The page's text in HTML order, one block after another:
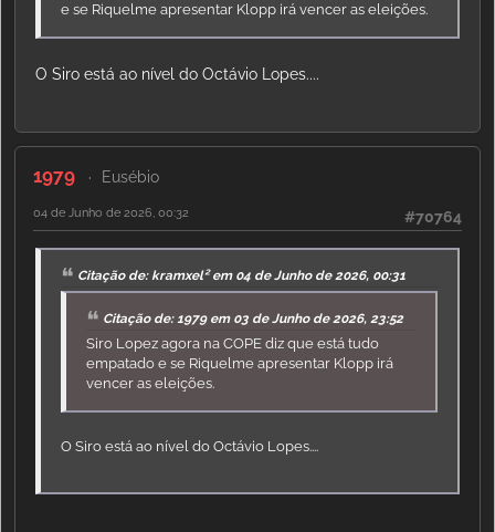
e se Riquelme apresentar Klopp irá vencer as eleições.
O Siro está ao nível do Octávio Lopes....
1979 Eusébio
#70764
04 de Junho de 2026, 00:32
Citação de: kramxel² em 04 de Junho de 2026, 00:31
Citação de: 1979 em 03 de Junho de 2026, 23:52
Siro Lopez agora na COPE diz que está tudo
empatado e se Riquelme apresentar Klopp irá
vencer as eleições.
O Siro está ao nível do Octávio Lopes....